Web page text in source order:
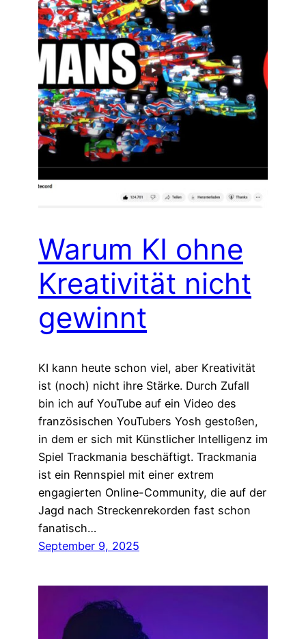
Warum KI ohne
Kreativität nicht
gewinnt
KI kann heute schon viel, aber Kreativität
ist (noch) nicht ihre Stärke. Durch Zufall
bin ich auf YouTube auf ein Video des
französischen YouTubers Yosh gestoßen,
in dem er sich mit Künstlicher Intelligenz im
Spiel Trackmania beschäftigt. Trackmania
ist ein Rennspiel mit einer extrem
engagierten Online-Community, die auf der
Jagd nach Streckenrekorden fast schon
fanatisch…
September 9, 2025